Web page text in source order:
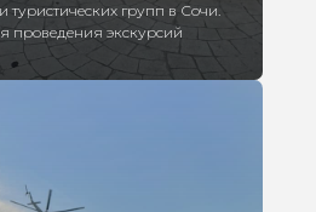
туристических групп в Сочи.
проведения экскурсий